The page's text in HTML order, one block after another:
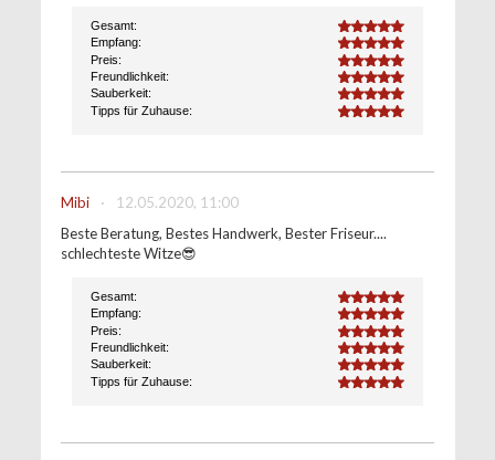
Gesamt: 5.0
Empfang: 5.0
Preis: 5.0
Freundlichkeit: 5.0
Sauberkeit: 5.0
Tipps für Zuhause: 5.0
Mibi ·
12.05.2020, 11:00
Beste Beratung, Bestes Handwerk, Bester Friseur....
schlechteste Witze😎
Gesamt: 5.0
Empfang: 5.0
Preis: 5.0
Freundlichkeit: 5.0
Sauberkeit: 5.0
Tipps für Zuhause: 5.0